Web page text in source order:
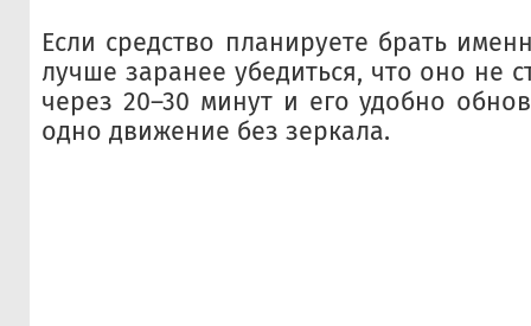
Если средство планируете брать
лучше заранее убедиться, что оно не
через 20–30 минут и его удобно
одно движение без зеркала.